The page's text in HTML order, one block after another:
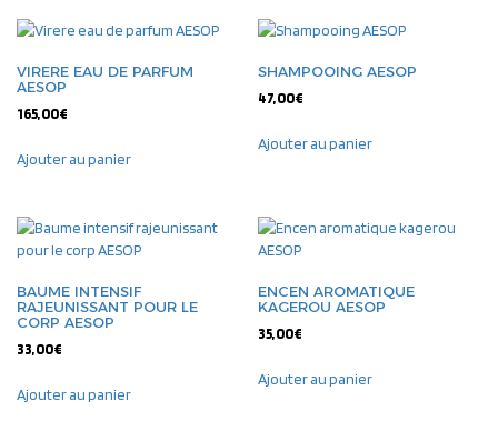
VIRERE EAU DE PARFUM
AESOP
165,00€
Ajouter au panier
SHAMPOOING AESOP
47,00€
Ajouter au panier
BAUME INTENSIF
RAJEUNISSANT POUR LE
CORP AESOP
33,00€
Ajouter au panier
ENCEN AROMATIQUE
KAGEROU AESOP
35,00€
Ajouter au panier